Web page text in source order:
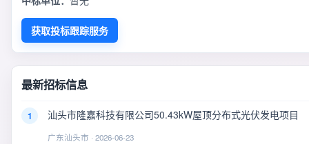
获取投标跟踪服务
最新招标信息
1 汕头市隆嘉科技有限公司50.43kW屋顶分布式光伏发电项目
广东汕头市 · 2026-06-23